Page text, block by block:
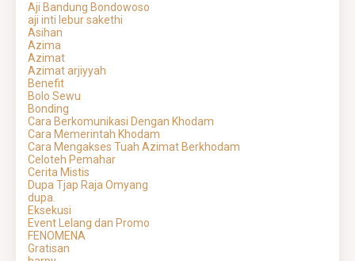
Aji Bandung Bondowoso
aji inti lebur sakethi
Asihan
Azima
Azimat
Azimat arjiyyah
Benefit
Bolo Sewu
Bonding
Cara Berkomunikasi Dengan Khodam
Cara Memerintah Khodam
Cara Mengakses Tuah Azimat Berkhodam
Celoteh Pemahar
Cerita Mistis
Dupa Tjap Raja Omyang
dupa.
Eksekusi
Event Lelang dan Promo
FENOMENA
Gratisan